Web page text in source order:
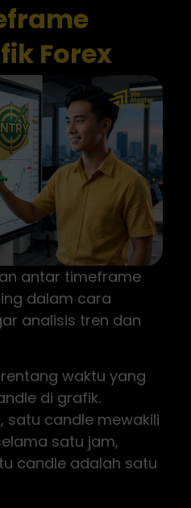
Forex
antar timeframe
dalam cara
analisis tren dan
waktu yang
di grafik.
satu candle mewakili
satu jam,
candle adalah satu